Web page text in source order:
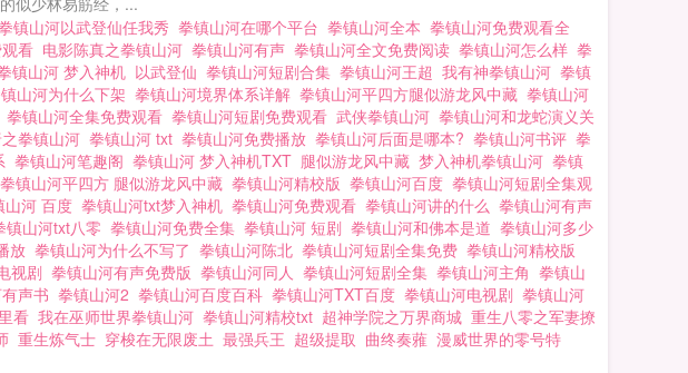
镇山河以武登仙任我秀 拳镇山河在哪个平台 拳镇山河全本 拳镇山河免费观看全
看 电影陈真之拳镇山河 拳镇山河有声 拳镇山河全文免费阅读 拳镇山河怎么样 拳
镇山河 梦入神机 以武登仙 拳镇山河短剧合集 拳镇山河王超 我有神拳镇山河 拳镇
山河为什么下架 拳镇山河境界体系详解 拳镇山河平四方腿似游龙风中藏 拳镇山河
拳镇山河全集免费观看 拳镇山河短剧免费观看 武侠拳镇山河 拳镇山河和龙蛇演义关
拳镇山河 拳镇山河 txt 拳镇山河免费播放 拳镇山河后面是哪本? 拳镇山河书评 拳
拳镇山河笔趣阁 拳镇山河 梦入神机TXT 腿似游龙风中藏 梦入神机拳镇山河 拳镇
拳镇山河平四方 腿似游龙风中藏 拳镇山河精校版 拳镇山河百度 拳镇山河短剧全集观
山河 百度 拳镇山河txt梦入神机 拳镇山河免费观看 拳镇山河讲的什么 拳镇山河有声
镇山河txt八零 拳镇山河免费全集 拳镇山河 短剧 拳镇山河和佛本是道 拳镇山河多少
放 拳镇山河为什么不写了 拳镇山河陈北 拳镇山河短剧全集免费 拳镇山河精校版
视剧 拳镇山河有声免费版 拳镇山河同人 拳镇山河短剧全集 拳镇山河主角 拳镇山
声书 拳镇山河2 拳镇山河百度百科 拳镇山河TXT百度 拳镇山河电视剧 拳镇山河
看 我在巫师世界拳镇山河 拳镇山河精校txt 超神学院之万界商城 重生八零之军妻撩
重生炼气士 穿梭在无限废土 最强兵王 超级提取 曲终奏蕥 漫威世界的零号特